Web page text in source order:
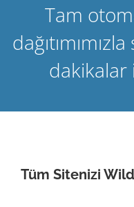
Tam
Tüm Sitenizi